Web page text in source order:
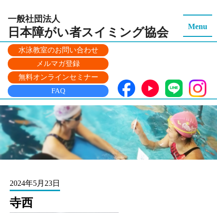
一般社団法人
日本障がい者スイミング協会
水泳教室のお問い合わせ
メルマガ登録
無料オンラインセミナー
FAQ
Menu
2024年5月23日
寺西